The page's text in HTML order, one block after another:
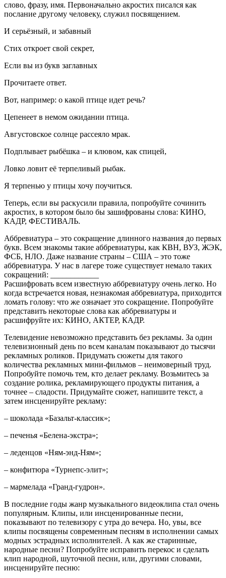
слово, фразу, имя. Первоначально акростих писался как
послание другому человеку, служил посвящением.
И серьёзный, и забавный
Стих откроет свой секрет,
Если вы из букв заглавных
Прочитаете ответ.
Вот, например: о какой птице идет речь?
Цепенеет в немом ожидании птица.
Августовское солнце рассеяло мрак.
Подплывает рыбёшка – и клювом, как спицей,
Ловко ловит её терпеливый рыбак.
Я терпенью у птицы хочу поучиться.
Теперь, если вы раскусили правила, попробуйте сочинить
акростих, в котором было бы зашифрованы слова: КИНО,
КАДР, ФЕСТИВАЛЬ.
Аббревиатура – это сокращение длинного названия до первых
букв. Всем знакомы такие аббревиатуры, как КВН, ВУЗ, ЖЭК,
ФСБ, НЛО. Даже название страны – США – это тоже
аббревиатура. У нас в лагере тоже существует немало таких
сокращений: ____________
Расшифровать всем известную аббревиатуру очень легко. Но
когда встречается новая, незнакомая аббревиатура, приходится
ломать голову: что же означает это сокращение. Попробуйте
представить некоторые слова как аббревиатуры и
расшифруйте их: КИНО, АКТЕР, КАДР.
Телевидение невозможно представить без рекламы. За один
телевизионный день по всем каналам показывают до тысячи
рекламных роликов. Придумать сюжеты для такого
количества рекламных мини-фильмов – неимоверный труд.
Попробуйте помочь тем, кто делает рекламу. Возьмитесь за
создание ролика, рекламирующего продукты питания, а
точнее – сладости. Придумайте сюжет, напишите текст, а
затем инсценируйте рекламу:
– шоколада «Базальт-классик»;
– печенья «Белена-экстра»;
– леденцов «Ням-энд-Ням»;
– конфитюра «Турнепс-элит»;
– мармелада «Гранд-гудрон».
В последние годы жанр музыкального видеоклипа стал очень
популярным. Клипы, или инсценированные песни,
показывают по телевизору с утра до вечера. Но, увы, все
клипы посвящены современным песням в исполнении самых
модных эстрадных исполнителей. А как же старинные,
народные песни? Попробуйте исправить перекос и сделать
клип народной, шуточной песни, или, другими словами,
инсценируйте песню: